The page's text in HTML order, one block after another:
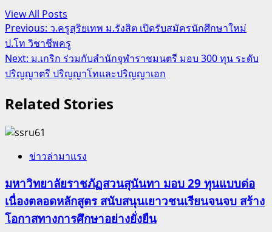
View All Posts
Post
navigation
Previous: ว.ครูสุริยเทพ ม.รังสิต เปิดรับสมัครนักศึกษาใหม่
ป.โท วิชาชีพครู
Next: ม.เกริก ร่วมกับสํานักจุฬาราชมนตรี มอบ 300 ทุน ระดับ
ปริญญาตรี ปริญญาโทและปริญญาเอก
Related Stories
ข่าวล่ามาแรง
มหาวิทยาลัยราชภัฏสวนสุนันทา มอบ 29 ทุนแบบต่อ
เนื่องตลอดหลักสูตร สนับสนุนเยาวชนเรียนจนจบ สร้าง
โอกาสทางการศึกษาอย่างยั่งยืน